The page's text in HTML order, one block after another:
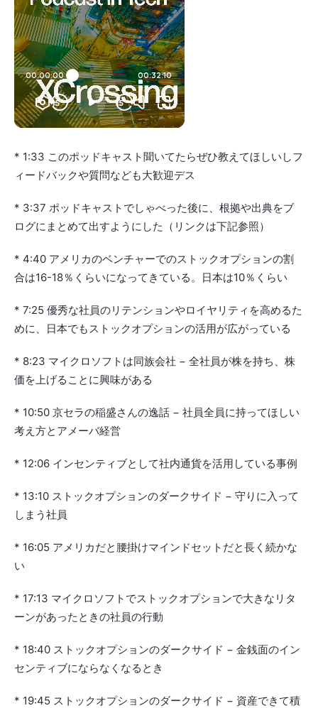
* 1:33 このポッドキャスト聞いてたらぜひ教えてほしいしフ
ィードバックや質問なども大歓迎デス
* 3:37 ポッドキャストでしゃべった後に、根拠や出典をブ
ログにまとめて出すようにした（リンクは下記参照）
* 4:40 アメリカのベンチャーでのストックオプションの割
合は16-18％くらいになってきている。日本は10％くらい
* 7:25 優秀な社員のリテンションやロイヤリティを高めるた
めに、日本でもストックオプションの活用が広がっている
* 8:23 マイクロソフトは同族会社 − 全社員が株を持ち、株
価を上げることに興味がある
* 10:50 京セラの稲盛さんの逸話 − 社員全員に持ってほしい
考え方とアメーバ経営
* 12:06 インセンティブとして社内通貨を活用している事例
* 13:10 ストックオプションのダークサイド − 守りに入って
しまう社員
* 16:05 アメリカだと腰掛けマインドセットだと長く続かな
い
* 17:13 マイクロソフトでストックオプションで大きなリタ
ーンがあったときの社員の行動
* 18:40 ストックオプションのダークサイド − 金銭面のイン
センティブにならなくなるとき
* 19:45 ストックオプションのダークサイド − 資産できて積